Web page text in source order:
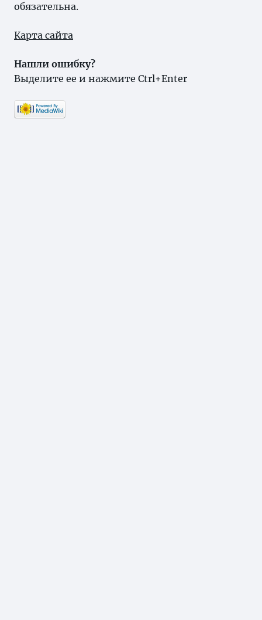
обязательна.
Карта сайта
Нашли ошибку?
Выделите ее и нажмите Ctrl+Enter